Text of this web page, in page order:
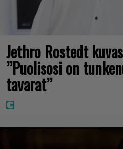
Jethro Rostedt
”Puolisosi on
tavarat”